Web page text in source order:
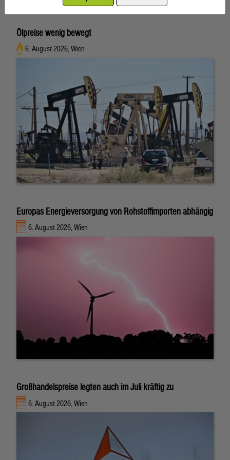
Ähnliche Artikel weiterlesen
Ölpreise wenig bewegt
6. August 2026, Wien
Europas Energieversorgung von Rohstoffimporten abhängig
6. August 2026, Wien
Großhandelspreise legten auch im Juli kräftig zu
6. August 2026, Wien